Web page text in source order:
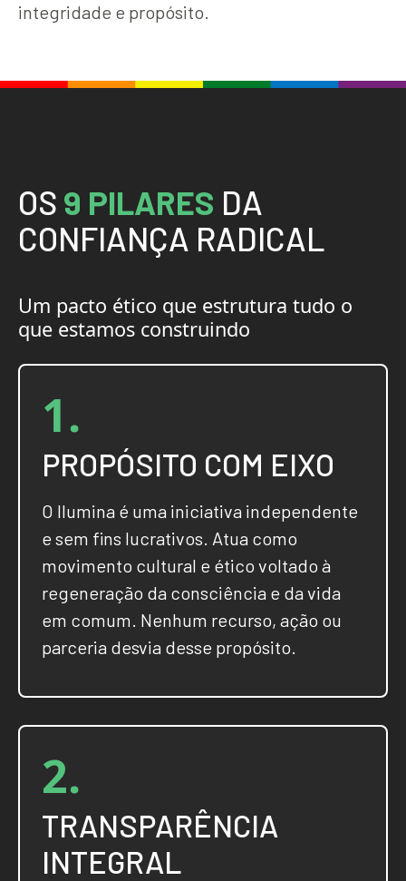
integridade e propósito.
OS 9 PILARES DA
CONFIANÇA RADICAL
Um pacto ético que estrutura tudo o
que estamos construindo
1.
PROPÓSITO COM EIXO
O Ilumina é uma iniciativa independente
e sem fins lucrativos. Atua como
movimento cultural e ético voltado à
regeneração da consciência e da vida
em comum. Nenhum recurso, ação ou
parceria desvia desse propósito.
2.
TRANSPARÊNCIA
INTEGRAL